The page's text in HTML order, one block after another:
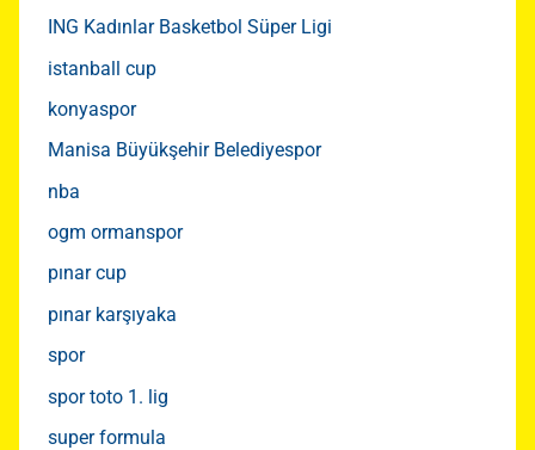
ING Kadınlar Basketbol Süper Ligi
istanball cup
konyaspor
Manisa Büyükşehir Belediyespor
nba
ogm ormanspor
pınar cup
pınar karşıyaka
spor
spor toto 1. lig
super formula